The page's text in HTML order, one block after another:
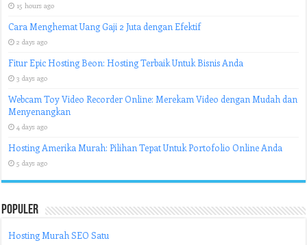
15 hours ago
Cara Menghemat Uang Gaji 2 Juta dengan Efektif
2 days ago
Fitur Epic Hosting Beon: Hosting Terbaik Untuk Bisnis Anda
3 days ago
Webcam Toy Video Recorder Online: Merekam Video dengan Mudah dan
Menyenangkan
4 days ago
Hosting Amerika Murah: Pilihan Tepat Untuk Portofolio Online Anda
5 days ago
Populer
Hosting Murah SEO Satu